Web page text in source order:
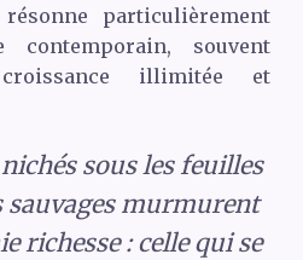
particulièrement
contemporain, souvent
illimitée et
sous les feuilles
sauvages murmurent
richesse : celle qui se